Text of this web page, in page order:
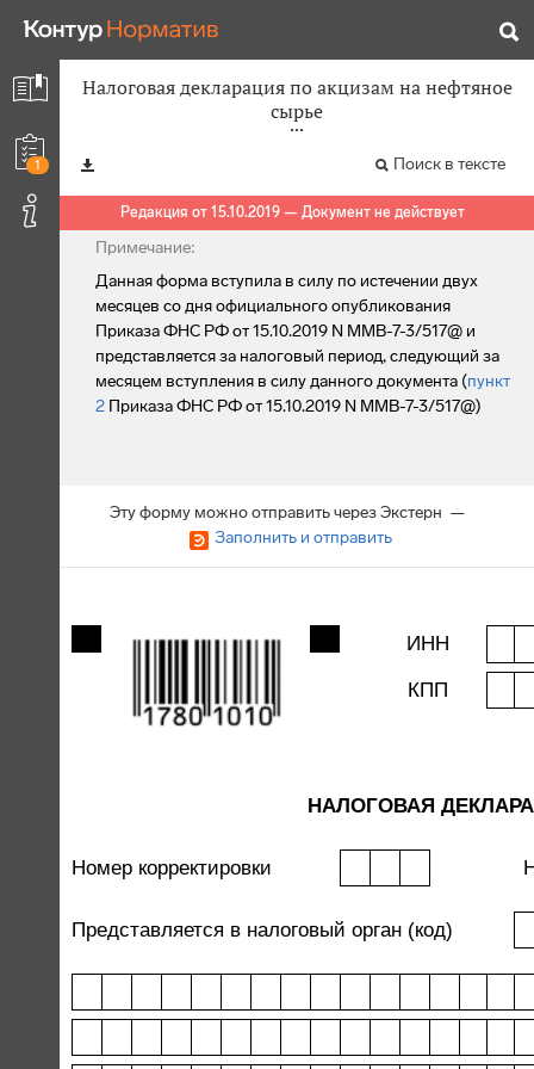
1
Налоговая декларация по акцизам на нефтяное
сырье
Поиск в тексте
Редакция от 15.10.2019 — Документ не действует
Примечание:
Данная форма вступила в силу по истечении двух
месяцев со дня официального опубликования
Приказа ФНС РФ от 15.10.2019 N ММВ-7-3/517@ и
представляется за налоговый период, следующий за
месяцем вступления в силу данного документа (пункт
2 Приказа ФНС РФ от 15.10.2019 N ММВ-7-3/517@)
Эту форму можно отправить через Экстерн —
Заполнить и отправить
ИНН
КПП
НАЛОГОВАЯ
Номер корректировки
Представляется в налоговый орган (код)